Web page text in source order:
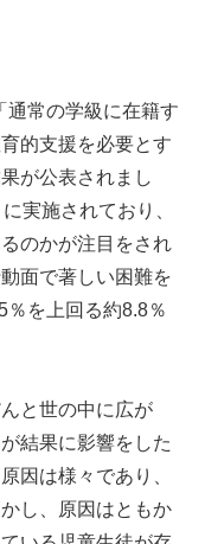
通常の学級に在籍す
的支援を必要とす
が公表されまし
実施されており、
のかが注目をされ
面で著しい困難を
％を上回る約8.8％
と世の中に広が
結果に影響をした
因は様々であり、
し、原因はともか